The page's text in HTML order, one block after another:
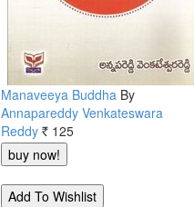
Manaveeya Buddha By
Annapareddy Venkateswara
Reddy Rs. 125